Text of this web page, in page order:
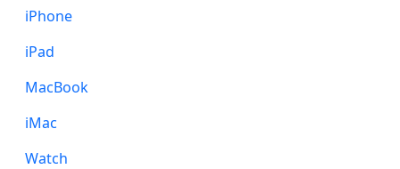
iPhone
iPad
MacBook
iMac
Watch